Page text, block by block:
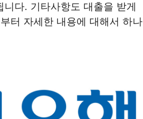
다. 기타사항도 대출을 받게
터 자세한 내용에 대해서 하나